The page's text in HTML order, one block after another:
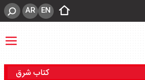
EN
AR
کتاب شرق